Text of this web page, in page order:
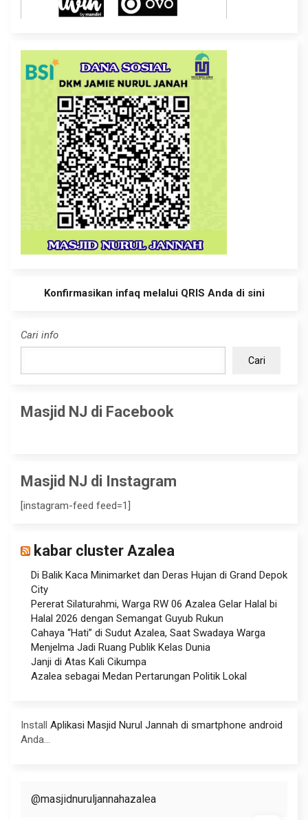
Konfirmasikan infaq melalui QRIS Anda di sini
Cari info
Cari
Masjid NJ di Facebook
Masjid NJ di Instagram
[instagram-feed feed=1]
kabar cluster Azalea
Di Balik Kaca Minimarket dan Deras Hujan di Grand Depok
City
Pererat Silaturahmi, Warga RW 06 Azalea Gelar Halal bi
Halal 2026 dengan Semangat Guyub Rukun
Cahaya “Hati” di Sudut Azalea, Saat Swadaya Warga
Menjelma Jadi Ruang Publik Kelas Dunia
Janji di Atas Kali Cikumpa
Azalea sebagai Medan Pertarungan Politik Lokal
Install Aplikasi Masjid Nurul Jannah di smartphone android
Anda...
@masjidnuruljannahazalea